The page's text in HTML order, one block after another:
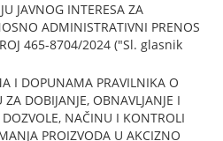
JAVNOG INTERESA ZA
ADMINISTRATIVNI PRENOS
465-8704/2024 ("Sl. glasnik
I DOPUNAMA PRAVILNIKA O
DOBIJANJE, OBNAVLJANJE I
NAČINU I KONTROLI
PROIZVODA U AKCIZNO